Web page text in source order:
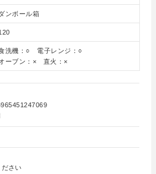
ンボール箱
洗機：○ 電子レンジ：○
ーブン：× 直火：×
ださい